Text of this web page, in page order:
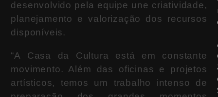
desenvolvido pela equipe une criatividade,
planejamento e valorização dos recursos
disponíveis.
“A Casa da Cultura está em constante
movimento. Além das oficinas e projetos
artísticos, temos um trabalho intenso de